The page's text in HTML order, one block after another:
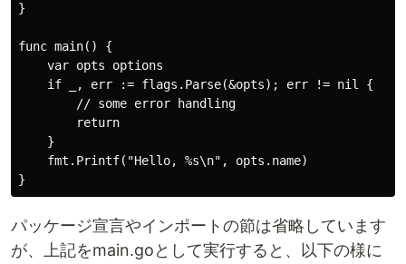
}
func main() {
    var opts options
    if _, err := flags.Parse(&opts); err != nil {
        // some error handling
        return
    }
    fmt.Printf("Hello, %s\n", opts.name)
パッケージ宣言やインポートの節は省略しています
が、上記をmain.goとして実行すると、以下の様に